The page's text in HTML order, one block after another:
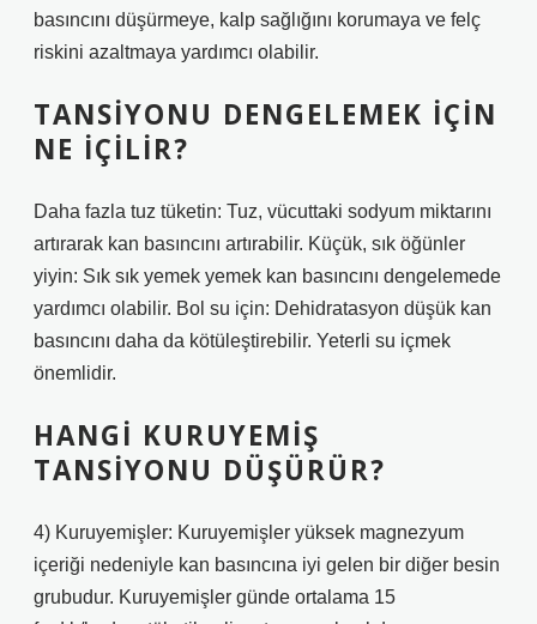
basıncını düşürmeye, kalp sağlığını korumaya ve felç
riskini azaltmaya yardımcı olabilir.
TANSIYONU DENGELEMEK IÇIN
NE IÇILIR?
Daha fazla tuz tüketin: Tuz, vücuttaki sodyum miktarını
artırarak kan basıncını artırabilir. Küçük, sık öğünler
yiyin: Sık sık yemek yemek kan basıncını dengelemede
yardımcı olabilir. Bol su için: Dehidratasyon düşük kan
basıncını daha da kötüleştirebilir. Yeterli su içmek
önemlidir.
HANGI KURUYEMIŞ
TANSIYONU DÜŞÜRÜR?
4) Kuruyemişler: Kuruyemişler yüksek magnezyum
içeriği nedeniyle kan basıncına iyi gelen bir diğer besin
grubudur. Kuruyemişler günde ortalama 15